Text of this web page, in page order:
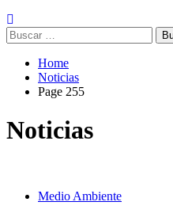
Buscar:
Home
Noticias
Page 255
Noticias
Medio Ambiente